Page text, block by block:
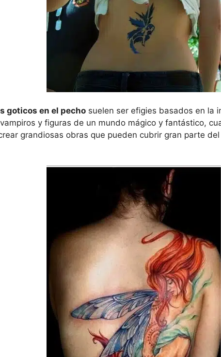
goticos en el pecho suelen ser efigies basados en la
y figuras de un mundo mágico y fantástico,
grandiosas obras que pueden cubrir gran parte